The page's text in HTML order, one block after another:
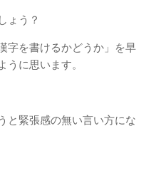
ょう？
字を書けるかどうか」を早
に思います。
と緊張感の無い言い方にな